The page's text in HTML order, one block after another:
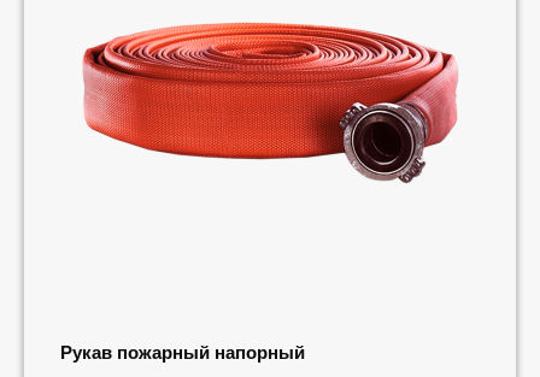
Рукав пожарный напорный